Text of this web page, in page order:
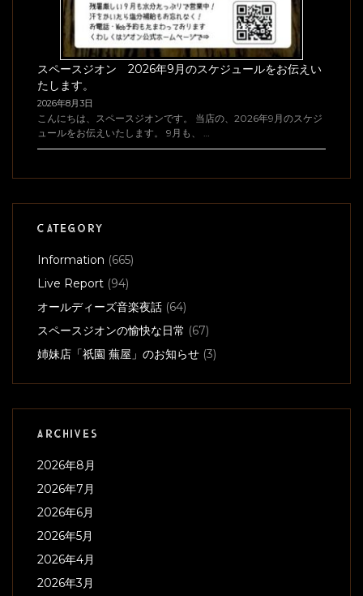
スペースジオン 2026年9月のスケジュールをお伝えい
たします。
2026年8月3日
こんにちは、スペースジオンです。 当店の、2026年9月のスケジ
ュールをお伝えいたします。 9月も、 …
CATEGORY
Information (665)
Live Report (94)
オールディーズ音楽夜話 (64)
スペースジオンの愉快な日常 (67)
姉妹店「祇園 蕪屋」のお知らせ (3)
ARCHIVES
2026年8月
2026年7月
2026年6月
2026年5月
2026年4月
2026年3月